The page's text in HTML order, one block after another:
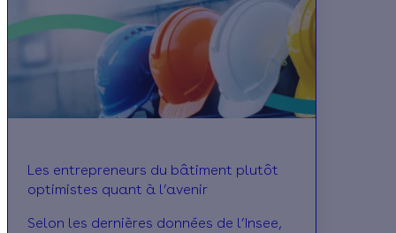
connaissance des bâtiments construits
avant 1948 et proposer des solutions
performantes de rénovation
énergétique.
Les entrepreneurs du bâtiment plutôt
optimistes quant à l’avenir
Selon les dernières données de l’Insee,